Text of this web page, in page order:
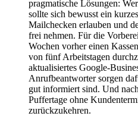
pragmatische Lösungen:
sollte sich bewusst ein
Mailchecken erlauben und
frei nehmen. Für die
Wochen vorher einen
von fünf Arbeitstagen
aktualisiertes Google-
Anrufbeantworter sorgen
gut informiert sind. Und
Puffertage ohne
zurückzukehren.